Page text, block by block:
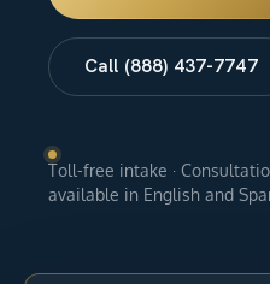
Call (888) 437-7747
Toll-free intake ·
available in English and